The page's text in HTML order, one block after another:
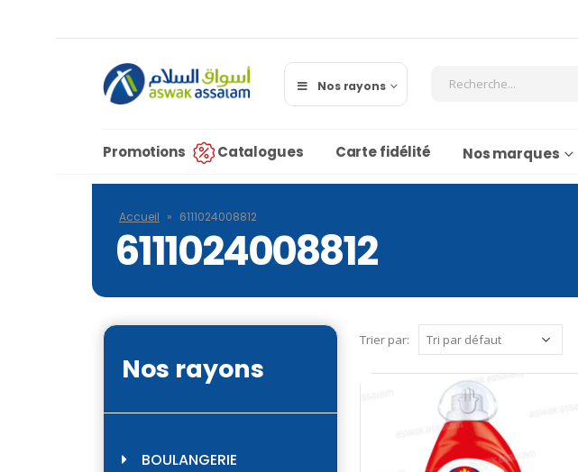
Nos rayons
Promotions Catalogues Carte fidélité Nos marques
Accueil » 6111024008812
6111024008812
Trier par:
Nos rayons
BOULANGERIE